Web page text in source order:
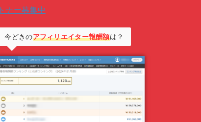
トナー募集中
今どきのアフィリエイター報酬額は？